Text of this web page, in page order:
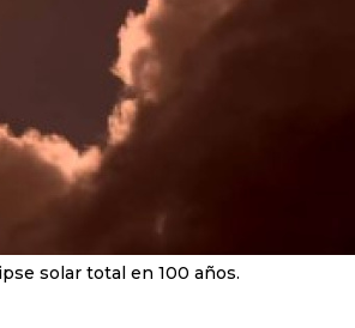
solar total en 100 años.